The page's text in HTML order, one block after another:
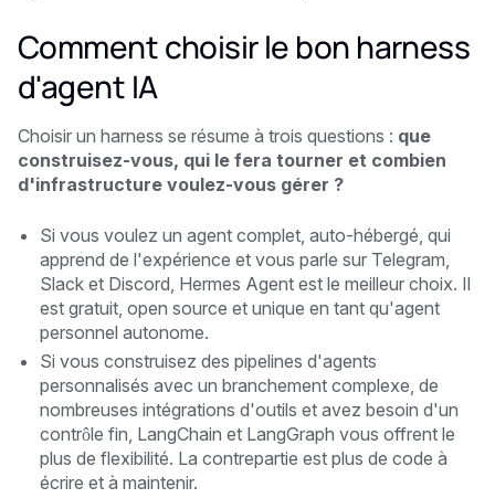
Comment choisir le bon harness
d'agent IA
Choisir un harness se résume à trois questions : que
construisez-vous, qui le fera tourner et combien
d'infrastructure voulez-vous gérer ?
Si vous voulez un agent complet, auto-hébergé, qui
apprend de l'expérience et vous parle sur Telegram,
Slack et Discord, Hermes Agent est le meilleur choix. Il
est gratuit, open source et unique en tant qu'agent
personnel autonome.
Si vous construisez des pipelines d'agents
personnalisés avec un branchement complexe, de
nombreuses intégrations d'outils et avez besoin d'un
contrôle fin, LangChain et LangGraph vous offrent le
plus de flexibilité. La contrepartie est plus de code à
écrire et à maintenir.